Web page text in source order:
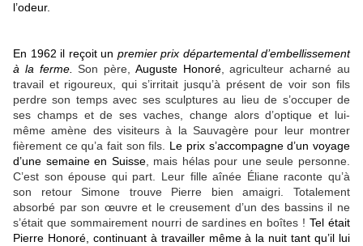
l’odeur.
En 1962 il reçoit un premier prix départemental d’embellissement
à la ferme.
Son père, Auguste Honoré, agriculteur acharné au
travail et rigoureux, qui s’irritait jusqu’à présent de voir son fils
perdre son temps avec ses sculptures au lieu de s’occuper de
ses champs et de ses vaches, change alors d’optique et lui-
même amène des visiteurs à la Sauvagère pour leur montrer
fièrement ce qu’a fait son fils. Le prix s’accompagne d’un voyage
d’une semaine en Suisse, mais hélas pour une seule personne.
C’est son épouse qui part. Leur fille aînée Éliane raconte qu’à
son retour Simone trouve Pierre bien amaigri. Totalement
absorbé par son œuvre et le creusement d’un des bassins il ne
s’était que sommairement nourri de sardines en boîtes !Tel était
Pierre Honoré, continuant à travailler même à la nuit tant qu’il lui